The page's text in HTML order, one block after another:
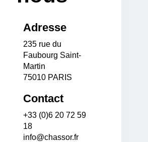
Adresse
235 rue du
Faubourg Saint-
Martin
75010 PARIS
Contact
+33 (0)6 20 72 59
18
info@chassor.fr